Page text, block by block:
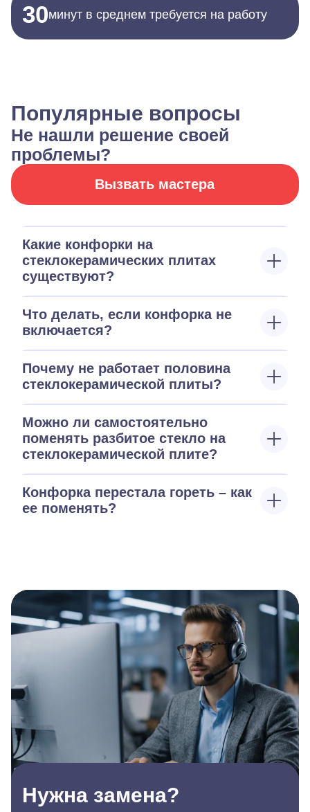
30минут в среднем требуется на работу
Популярные вопросы
Не нашли решение своей
проблемы?
Вызвать мастера
Какие конфорки на
стеклокерамических плитах
существуют?
Что делать, если конфорка не
включается?
Почему не работает половина
стеклокерамической плиты?
Можно ли самостоятельно
поменять разбитое стекло на
стеклокерамической плите?
Конфорка перестала гореть – как
ее поменять?
Нужна замена?